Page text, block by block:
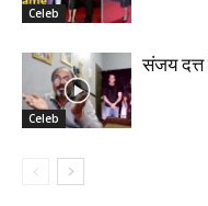
Celeb
Celeb
संजय